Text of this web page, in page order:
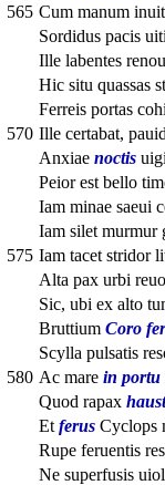
565 Cum manum
Sordidus pacis
Ille labentes
Hic situ quassas
Ferreis portas
570 Ille certabat,
Anxiae noctis
Peior est bello
Iam minae saeui
Iam silet murmur
575 Iam tacet stridor
Alta pax urbi
Sic, ubi ex alto
Bruttium Coro
Scylla pulsatis
580 Ac mare in portu
Quod rapax
Et ferus Cyclops
Rupe feruentis
Ne superfusis